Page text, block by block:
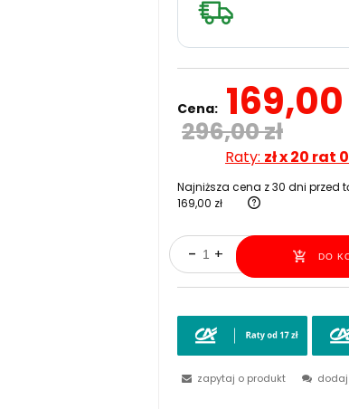
Cena: 169,00
296,00 zł
Raty: zł x 20 rat
Najniższa cena z 30 dni przed
169,00 zł
DO
zapytaj o produkt